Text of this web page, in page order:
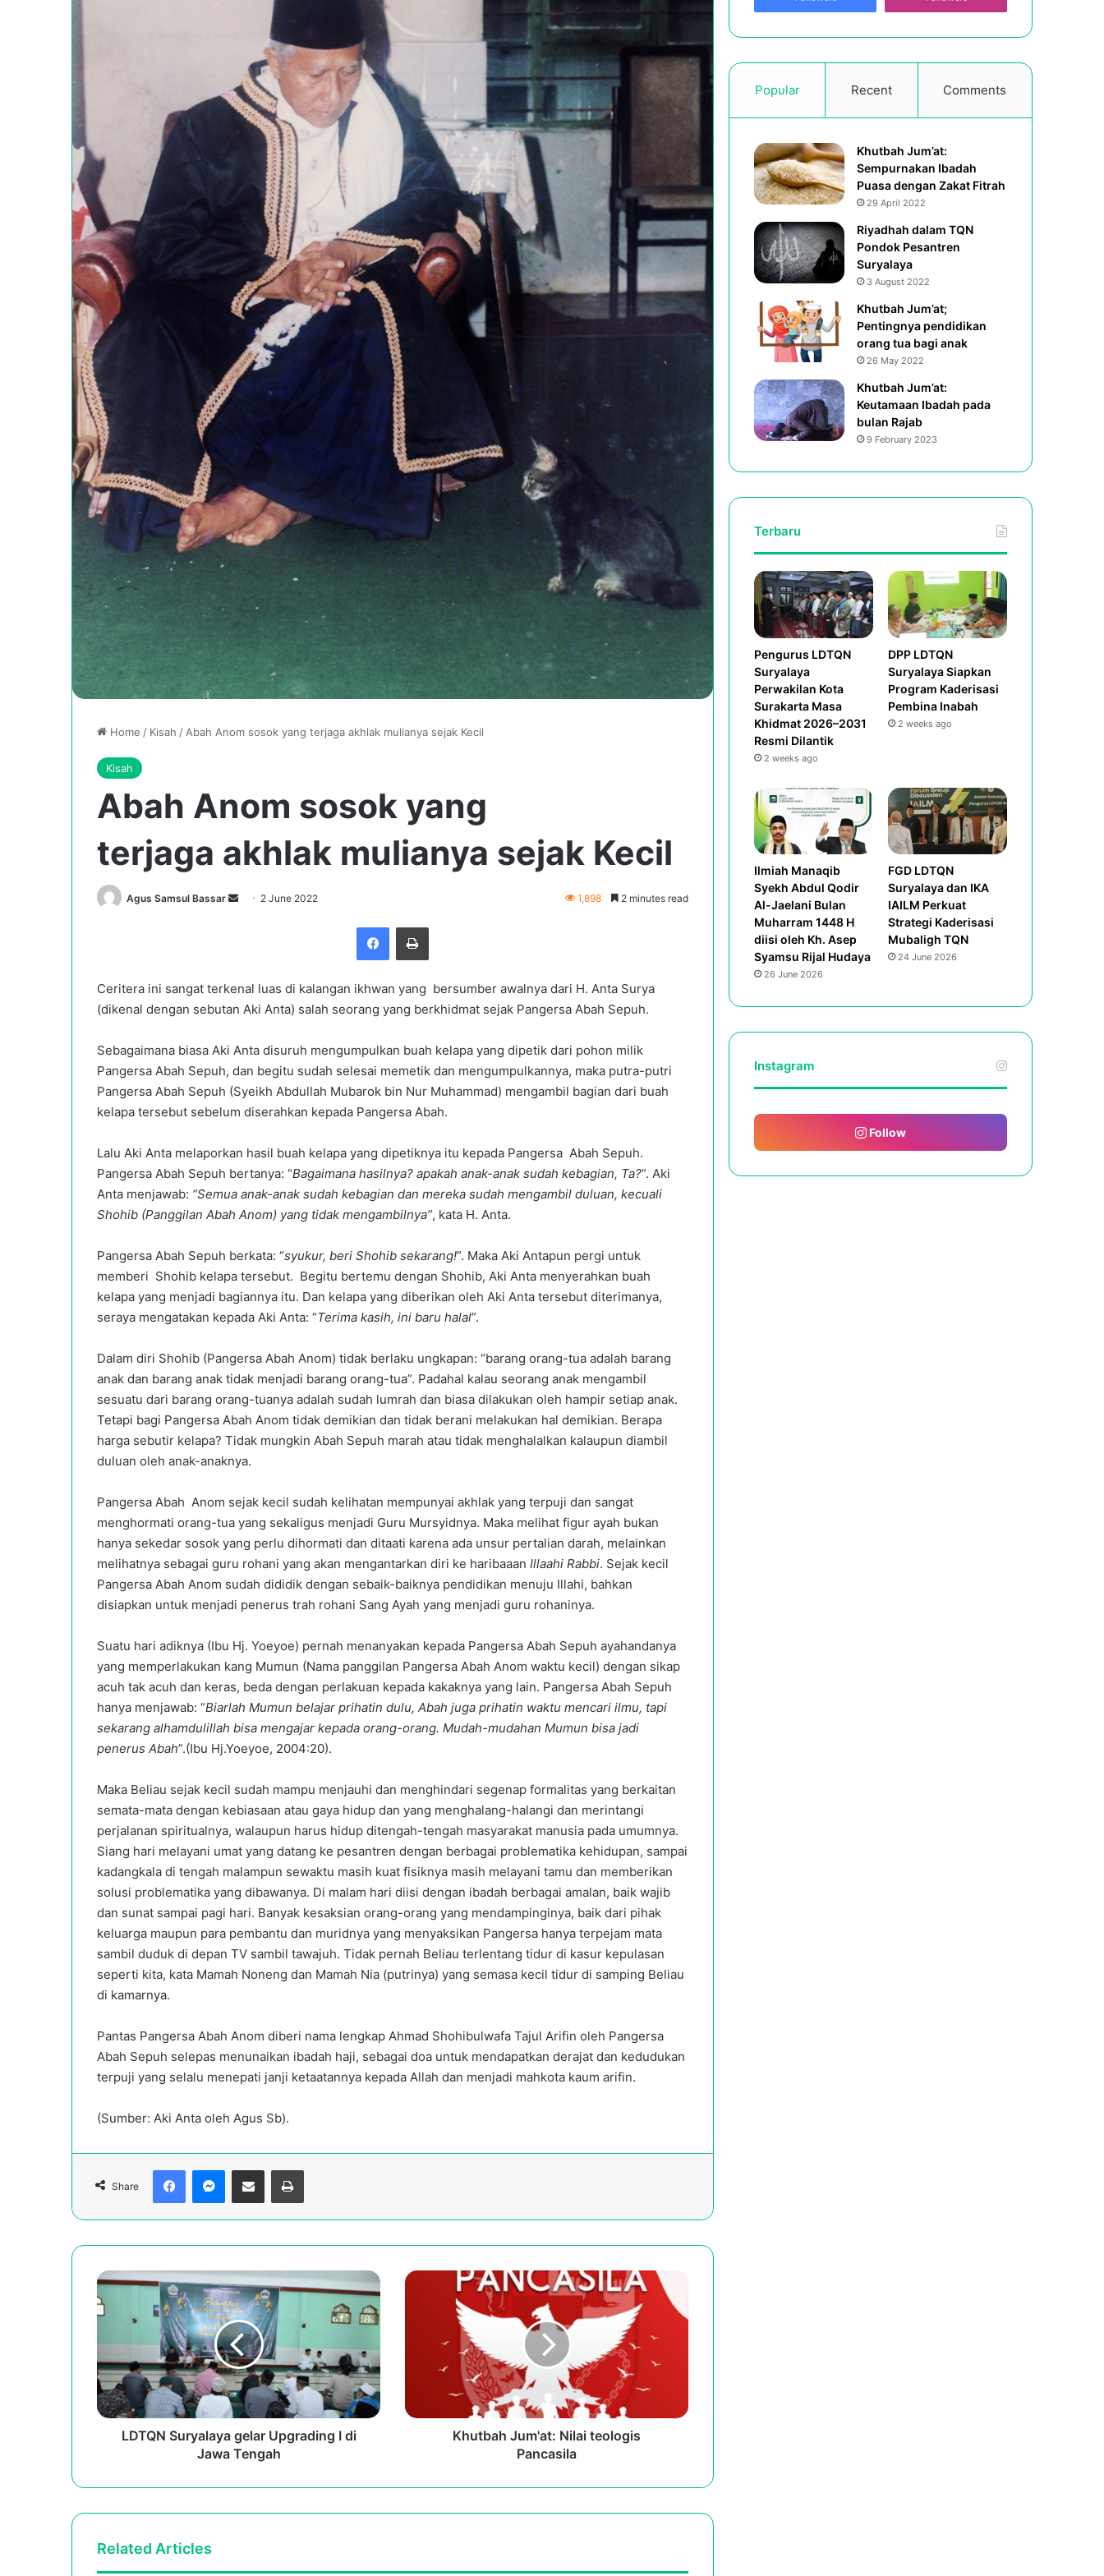
Home / Kisah / Abah Anom sosok yang terjaga akhlak mulianya sejak Kecil
Kisah
Abah Anom sosok yang
terjaga akhlak mulianya sejak Kecil
Agus Samsul Bassar
Send 2 June 2022 1,898 2 minutes read
FacebookPrint
Ceritera ini sangat terkenal luas di kalangan ikhwan yang bersumber awalnya dari H. Anta Surya
(dikenal dengan sebutan Aki Anta) salah seorang yang berkhidmat sejak Pangersa Abah Sepuh.
Sebagaimana biasa Aki Anta disuruh mengumpulkan buah kelapa yang dipetik dari pohon milik
Pangersa Abah Sepuh, dan begitu sudah selesai memetik dan mengumpulkannya, maka putra-putri
Pangersa Abah Sepuh (Syeikh Abdullah Mubarok bin Nur Muhammad) mengambil bagian dari buah
kelapa tersebut sebelum diserahkan kepada Pangersa Abah.
Lalu Aki Anta melaporkan hasil buah kelapa yang dipetiknya itu kepada Pangersa Abah Sepuh.
Pangersa Abah Sepuh bertanya: “Bagaimana hasilnya? apakah anak-anak sudah kebagian, Ta?”. Aki
Anta menjawab: “Semua anak-anak sudah kebagian dan mereka sudah mengambil duluan, kecuali
Shohib (Panggilan Abah Anom) yang tidak mengambilnya”, kata H. Anta.
Pangersa Abah Sepuh berkata: “syukur, beri Shohib sekarang!”. Maka Aki Antapun pergi untuk
memberi Shohib kelapa tersebut. Begitu bertemu dengan Shohib, Aki Anta menyerahkan buah
kelapa yang menjadi bagiannya itu. Dan kelapa yang diberikan oleh Aki Anta tersebut diterimanya,
seraya mengatakan kepada Aki Anta: “Terima kasih, ini baru halal”.
Dalam diri Shohib (Pangersa Abah Anom) tidak berlaku ungkapan: “barang orang-tua adalah barang
anak dan barang anak tidak menjadi barang orang-tua”. Padahal kalau seorang anak mengambil
sesuatu dari barang orang-tuanya adalah sudah lumrah dan biasa dilakukan oleh hampir setiap anak.
Tetapi bagi Pangersa Abah Anom tidak demikian dan tidak berani melakukan hal demikian. Berapa
harga sebutir kelapa? Tidak mungkin Abah Sepuh marah atau tidak menghalalkan kalaupun diambil
duluan oleh anak-anaknya.
Pangersa Abah Anom sejak kecil sudah kelihatan mempunyai akhlak yang terpuji dan sangat
menghormati orang-tua yang sekaligus menjadi Guru Mursyidnya. Maka melihat figur ayah bukan
hanya sekedar sosok yang perlu dihormati dan ditaati karena ada unsur pertalian darah, melainkan
melihatnya sebagai guru rohani yang akan mengantarkan diri ke haribaaan Illaahi Rabbi. Sejak kecil
Pangersa Abah Anom sudah dididik dengan sebaik-baiknya pendidikan menuju Illahi, bahkan
disiapkan untuk menjadi penerus trah rohani Sang Ayah yang menjadi guru rohaninya.
Suatu hari adiknya (Ibu Hj. Yoeyoe) pernah menanyakan kepada Pangersa Abah Sepuh ayahandanya
yang memperlakukan kang Mumun (Nama panggilan Pangersa Abah Anom waktu kecil) dengan sikap
acuh tak acuh dan keras, beda dengan perlakuan kepada kakaknya yang lain. Pangersa Abah Sepuh
hanya menjawab: “Biarlah Mumun belajar prihatin dulu, Abah juga prihatin waktu mencari ilmu, tapi
sekarang alhamdulillah bisa mengajar kepada orang-orang. Mudah-mudahan Mumun bisa jadi
penerus Abah”.(Ibu Hj.Yoeyoe, 2004:20).
Maka Beliau sejak kecil sudah mampu menjauhi dan menghindari segenap formalitas yang berkaitan
semata-mata dengan kebiasaan atau gaya hidup dan yang menghalang-halangi dan merintangi
perjalanan spiritualnya, walaupun harus hidup ditengah-tengah masyarakat manusia pada umumnya.
Siang hari melayani umat yang datang ke pesantren dengan berbagai problematika kehidupan, sampai
kadangkala di tengah malampun sewaktu masih kuat fisiknya masih melayani tamu dan memberikan
solusi problematika yang dibawanya. Di malam hari diisi dengan ibadah berbagai amalan, baik wajib
dan sunat sampai pagi hari. Banyak kesaksian orang-orang yang mendampinginya, baik dari pihak
keluarga maupun para pembantu dan muridnya yang menyaksikan Pangersa hanya terpejam mata
sambil duduk di depan TV sambil tawajuh. Tidak pernah Beliau terlentang tidur di kasur kepulasan
seperti kita, kata Mamah Noneng dan Mamah Nia (putrinya) yang semasa kecil tidur di samping Beliau
di kamarnya.
Pantas Pangersa Abah Anom diberi nama lengkap Ahmad Shohibulwafa Tajul Arifin oleh Pangersa
Abah Sepuh selepas menunaikan ibadah haji, sebagai doa untuk mendapatkan derajat dan kedudukan
terpuji yang selalu menepati janji ketaatannya kepada Allah dan menjadi mahkota kaum arifin.
(Sumber: Aki Anta oleh Agus Sb).
Share
FacebookMessenger
Share via Email Print
LDTQN
Suryalaya
gelar
I
di
Jawa
Tengah
LDTQN Suryalaya gelar Upgrading I di
Jawa Tengah
Khutbah
Pancasila
Khutbah Jum'at: Nilai teologis
Pancasila
Related Articles
Popular Recent Comments
Khutbah Jum’at:
Sempurnakan Ibadah
Puasa dengan Zakat Fitrah
29 April 2022
Riyadhah dalam TQN
Pondok Pesantren
Suryalaya
3 August 2022
Khutbah Jum’at;
Pentingnya pendidikan
orang tua bagi anak
26 May 2022
Khutbah Jum’at:
Keutamaan Ibadah pada
bulan Rajab
9 February 2023
Terbaru
Pengurus LDTQN
Suryalaya
Perwakilan Kota
Surakarta Masa
Khidmat 2026–2031
Resmi Dilantik
2 weeks ago
DPP LDTQN
Suryalaya Siapkan
Program Kaderisasi
Pembina Inabah
2 weeks ago
Ilmiah Manaqib
Syekh Abdul Qodir
Al-Jaelani Bulan
Muharram 1448 H
diisi oleh Kh. Asep
Syamsu Rijal Hudaya
26 June 2026
FGD LDTQN
Suryalaya dan IKA
IAILM Perkuat
Strategi Kaderisasi
Mubaligh TQN
24 June 2026
Instagram
Follow